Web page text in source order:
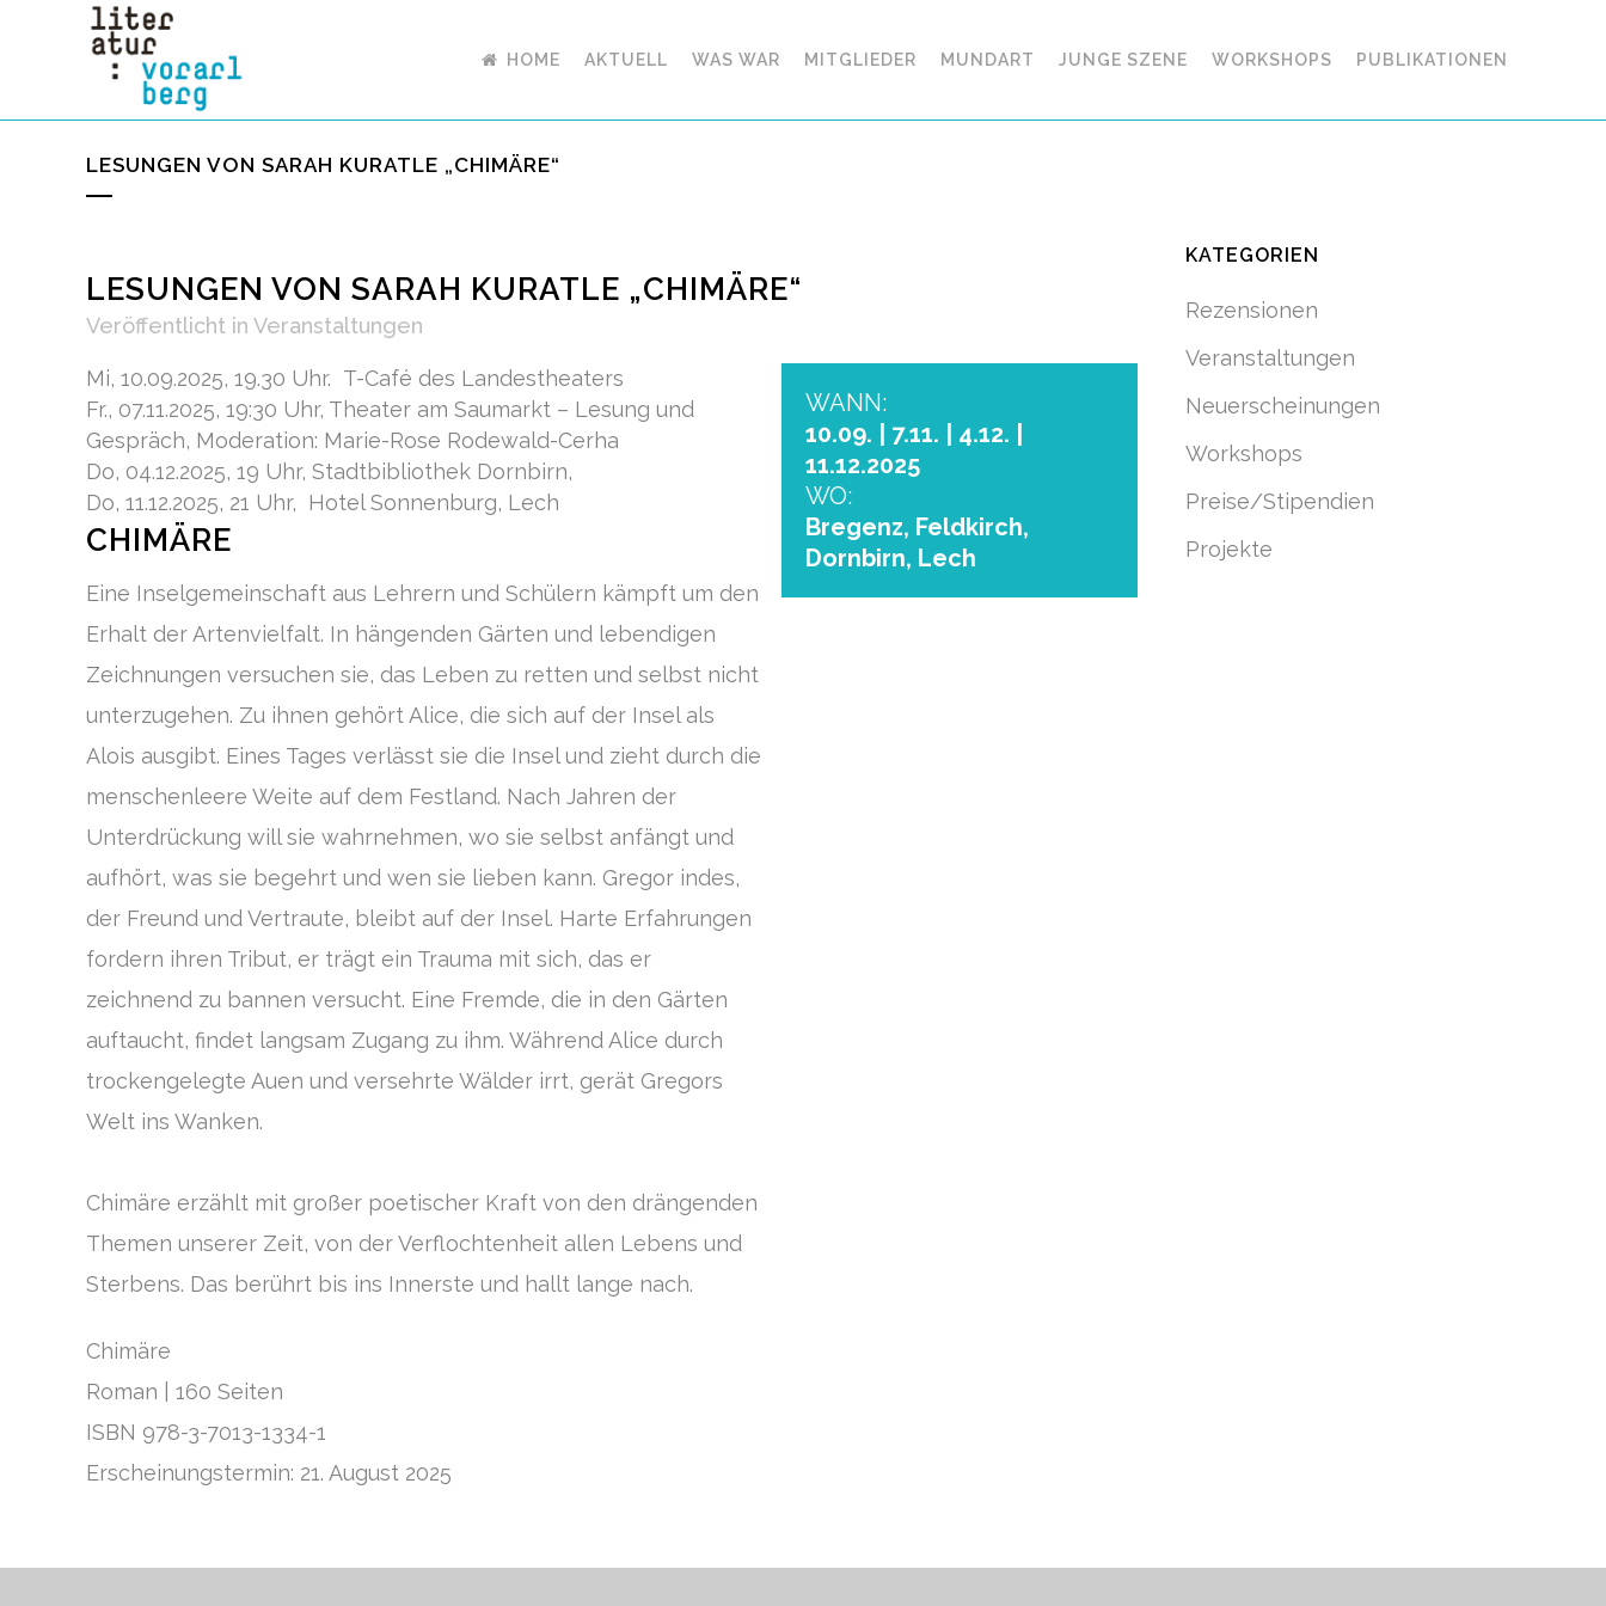
HOME AKTUELL WAS WAR MITGLIEDER MUNDART JUNGE SZENE WORKSHOPS PUBLIKATIONEN
LESUNGEN VON SARAH KURATLE „CHIMÄRE“
LESUNGEN VON SARAH KURATLE „CHIMÄRE“
Veröffentlicht in Veranstaltungen
Mi, 10.09.2025, 19.30 Uhr. T-Café des Landestheaters
Fr., 07.11.2025, 19:30 Uhr, Theater am Saumarkt – Lesung und
Gespräch, Moderation: Marie-Rose Rodewald-Cerha
Do, 04.12.2025, 19 Uhr, Stadtbibliothek Dornbirn,
Do, 11.12.2025, 21 Uhr, Hotel Sonnenburg, Lech
CHIMÄRE
Eine Inselgemeinschaft aus Lehrern und Schülern kämpft um den
Erhalt der Artenvielfalt. In hängenden Gärten und lebendigen
Zeichnungen versuchen sie, das Leben zu retten und selbst nicht
unterzugehen. Zu ihnen gehört Alice, die sich auf der Insel als
Alois ausgibt. Eines Tages verlässt sie die Insel und zieht durch die
menschenleere Weite auf dem Festland. Nach Jahren der
Unterdrückung will sie wahrnehmen, wo sie selbst anfängt und
aufhört, was sie begehrt und wen sie lieben kann. Gregor indes,
der Freund und Vertraute, bleibt auf der Insel. Harte Erfahrungen
fordern ihren Tribut, er trägt ein Trauma mit sich, das er
zeichnend zu bannen versucht. Eine Fremde, die in den Gärten
auftaucht, findet langsam Zugang zu ihm. Während Alice durch
trockengelegte Auen und versehrte Wälder irrt, gerät Gregors
Welt ins Wanken.
Chimäre erzählt mit großer poetischer Kraft von den drängenden
Themen unserer Zeit, von der Verflochtenheit allen Lebens und
Sterbens. Das berührt bis ins Innerste und hallt lange nach.
Chimäre
Roman | 160 Seiten
ISBN 978-3-7013-1334-1
Erscheinungstermin: 21. August 2025
WANN:
10.09. | 7.11. | 4.12. |
11.12.2025
WO:
Bregenz, Feldkirch,
Dornbirn, Lech
KATEGORIEN
Rezensionen
Veranstaltungen
Neuerscheinungen
Workshops
Preise/Stipendien
Projekte